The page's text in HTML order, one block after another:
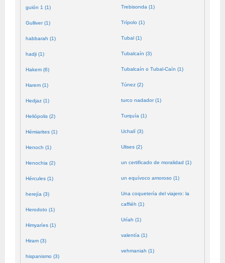
guión 1 (1)
Gulliver (1)
habbarah (1)
hadji (1)
Hakem (6)
Harem (1)
Hedjaz (1)
Heliópolis (2)
Hémiarites (1)
Henoch (1)
Henochia (2)
Hércules (1)
herejía (3)
Herodoto (1)
Himyaríes (1)
Hiram (3)
hispanismo (3)
Trebisonda (1)
Trípolo (1)
Tubal (1)
Tubalcaín (3)
Tubalcaín o Tubal-Caín (1)
Túnez (2)
turco nadador (1)
Turquía (1)
Uchalí (3)
Ulises (2)
un certificado de moralidad (1)
un equívoco amoroso (1)
Una coquetería del viajero: la
caffiéh (1)
Uríah (1)
valentía (1)
vehmaniah (1)